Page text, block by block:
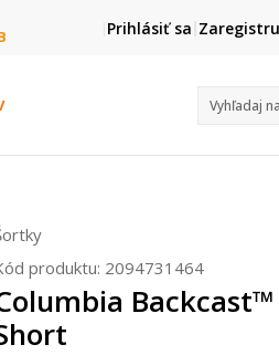
pri objednaní nad 80
Prihlásiť sa
Vyhľadaj
produktu: 2094731464